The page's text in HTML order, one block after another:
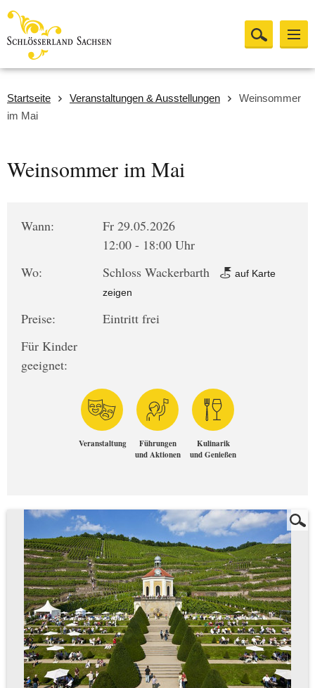
Startseite Veranstaltungen & Ausstellungen
Weinsommer
im Mai
Weinsommer im Mai
Wann:
Fr 29.05.2026
12:00 - 18:00 Uhr
Wo:
Schloss Wackerbarth
auf Karte
zeigen
Preise:
Eintritt frei
Für Kinder
geeignet:
Veranstaltung
Führungen
und Aktionen
Kulinarik
und Genießen